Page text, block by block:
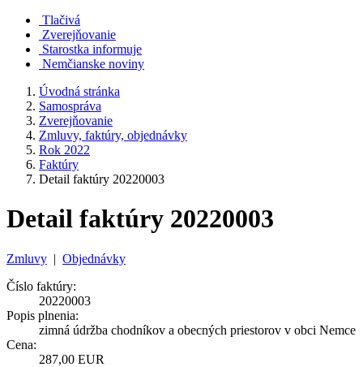
Tlačivá
Zverejňovanie
Starostka informuje
Nemčianske noviny
Úvodná stránka
Samospráva
Zverejňovanie
Zmluvy, faktúry, objednávky
Rok 2022
Faktúry
Detail faktúry 20220003
Detail faktúry 20220003
Zmluvy | Objednávky
Číslo faktúry:
20220003
Popis plnenia:
zimná údržba chodníkov a obecných priestorov v obci Nemce
Cena:
287,00 EUR